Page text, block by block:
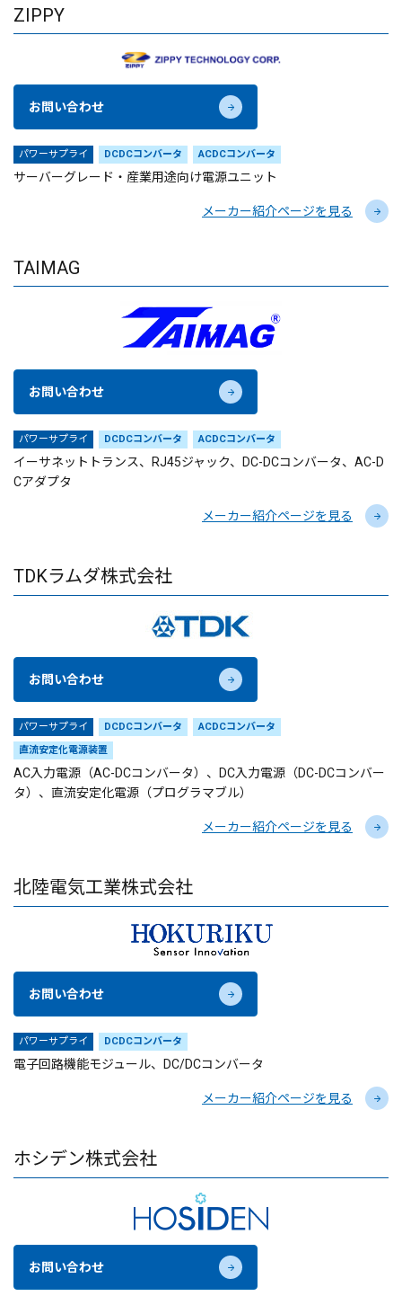
ZIPPY
お問い合わせ
パワーサプライ DCDCコンバータ ACDCコンバータ
サーバーグレード・産業用途向け電源ユニット
メーカー紹介ページを見る
TAIMAG
お問い合わせ
パワーサプライ DCDCコンバータ ACDCコンバータ
イーサネットトランス、RJ45ジャック、DC-DCコンバータ、AC-D
Cアダプタ
メーカー紹介ページを見る
TDKラムダ株式会社
お問い合わせ
パワーサプライ DCDCコンバータ
ACDCコンバータ
直流安定化電源装置
AC入力電源（AC-DCコンバータ）、DC入力電源（DC-DCコンバー
タ）、直流安定化電源（プログラマブル）
メーカー紹介ページを見る
北陸電気工業株式会社
お問い合わせ
パワーサプライ DCDCコンバータ
電子回路機能モジュール、DC/DCコンバータ
メーカー紹介ページを見る
ホシデン株式会社
お問い合わせ